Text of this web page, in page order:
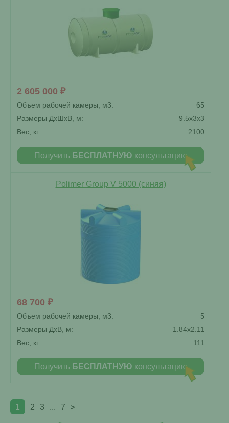
2 605 000 ₽
Объем рабочей камеры, м3:
65
Размеры ДxШxВ, м:
9.5x3x3
Вес, кг:
2100
Получить БЕСПЛАТНУЮ консультацию
Polimer Group V 5000 (синяя)
68 700 ₽
Объем рабочей камеры, м3:
5
Размеры ДxВ, м:
1.84x2.11
Вес, кг:
111
Получить БЕСПЛАТНУЮ консультацию
1 2 3 ... 7 >